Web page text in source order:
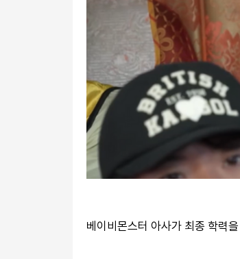
베이비몬스터 아사가 최종 학력